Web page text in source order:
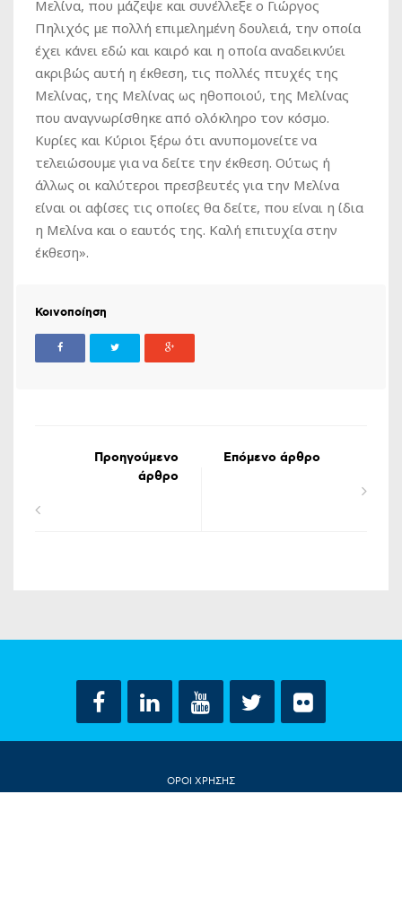
Μελίνα, που μάζεψε και συνέλλεξε ο Γιώργος
Πηλιχός με πολλή επιμελημένη δουλειά, την οποία
έχει κάνει εδώ και καιρό και η οποία αναδεικνύει
ακριβώς αυτή η έκθεση, τις πολλές πτυχές της
Μελίνας, της Μελίνας ως ηθοποιού, της Μελίνας
που αναγνωρίσθηκε από ολόκληρο τον κόσμο.
Κυρίες και Κύριοι ξέρω ότι ανυπομονείτε να
τελειώσουμε για να δείτε την έκθεση. Ούτως ή
άλλως οι καλύτεροι πρεσβευτές για την Μελίνα
είναι οι αφίσες τις οποίες θα δείτε, που είναι η ίδια
η Μελίνα και ο εαυτός της. Καλή επιτυχία στην
έκθεση».
Κοινοποίηση
Προηγούμενο
άρθρο
Επόμενο άρθρο
ΟΡΟΙ ΧΡΗΣΗΣ